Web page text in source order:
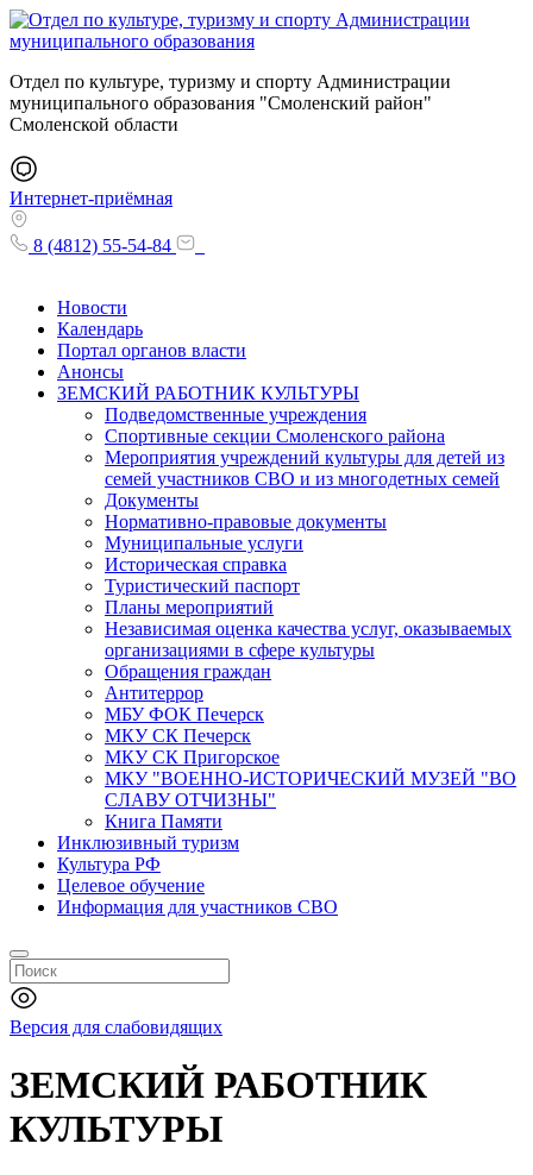
Отдел по культуре, туризму и спорту Администрации
муниципального образования "Смоленский район"
Смоленской области
Интернет-приёмная
8 (4812) 55-54-84
Новости
Календарь
Портал органов власти
Анонсы
ЗЕМСКИЙ РАБОТНИК КУЛЬТУРЫ
Подведомственные учреждения
Спортивные секции Смоленского района
Мероприятия учреждений культуры для детей из
семей участников СВО и из многодетных семей
Документы
Нормативно-правовые документы
Муниципальные услуги
Историческая справка
Туристический паспорт
Планы мероприятий
Независимая оценка качества услуг, оказываемых
организациями в сфере культуры
Обращения граждан
Антитеррор
МБУ ФОК Печерск
МКУ СК Печерск
МКУ СК Пригорское
МКУ "ВОЕННО-ИСТОРИЧЕСКИЙ МУЗЕЙ "ВО
СЛАВУ ОТЧИЗНЫ"
Книга Памяти
Инклюзивный туризм
Культура РФ
Целевое обучение
Информация для участников СВО
Версия для слабовидящих
ЗЕМСКИЙ РАБОТНИК
КУЛЬТУРЫ